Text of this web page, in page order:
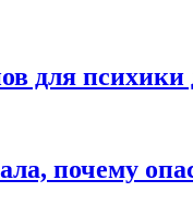
для психики
почему